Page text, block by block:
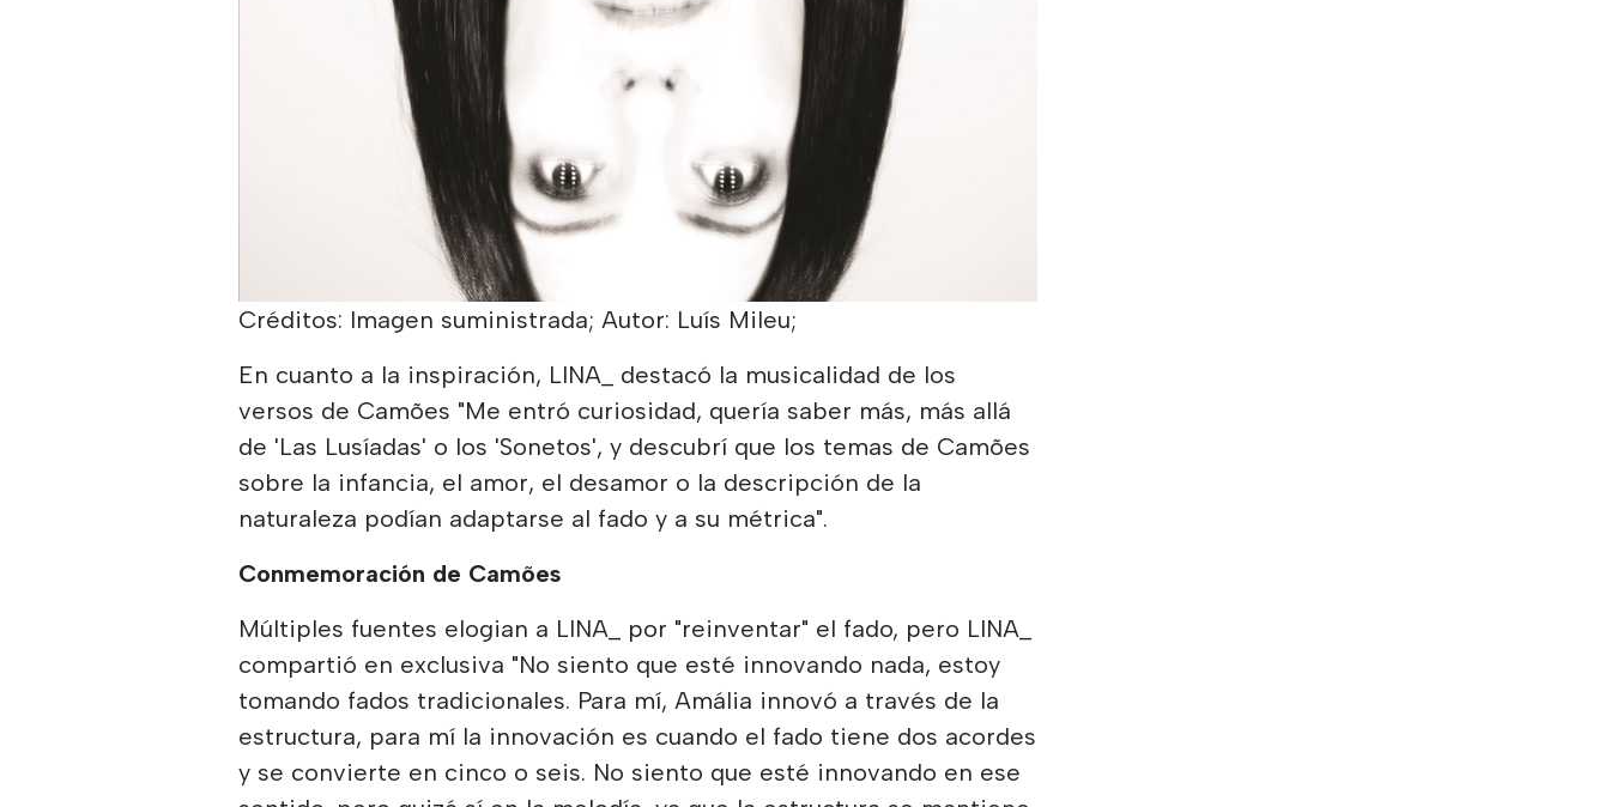
Créditos: Imagen suministrada; Autor: Luís Mileu;
En cuanto a la inspiración, LINA_ destacó la musicalidad de los
versos de Camões "Me entró curiosidad, quería saber más, más allá
de 'Las Lusíadas' o los 'Sonetos', y descubrí que los temas de Camões
sobre la infancia, el amor, el desamor o la descripción de la
naturaleza podían adaptarse al fado y a su métrica".
Conmemoración de Camões
Múltiples fuentes elogian a LINA_ por "reinventar" el fado, pero LINA_
compartió en exclusiva "No siento que esté innovando nada, estoy
tomando fados tradicionales. Para mí, Amália innovó a través de la
estructura, para mí la innovación es cuando el fado tiene dos acordes
y se convierte en cinco o seis. No siento que esté innovando en ese